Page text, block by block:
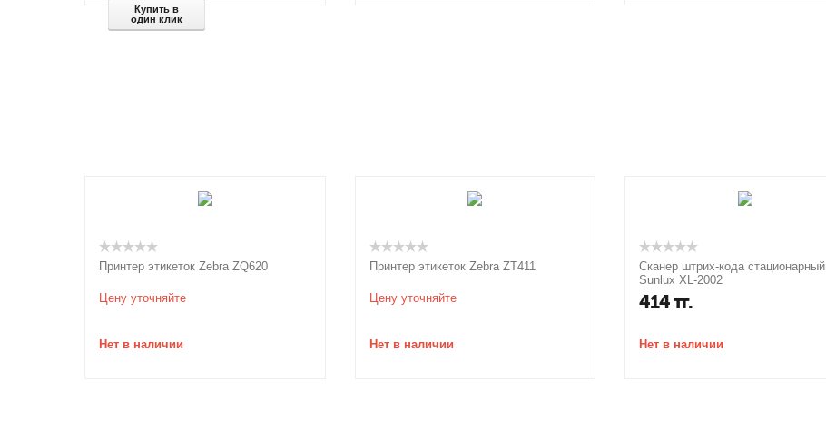
Купить в
один клик
Принтер этикеток Zebra ZQ620
Цену уточняйте
Нет в наличии
Принтер этикеток Zebra ZT411
Цену уточняйте
Нет в наличии
Сканер штрих-кода стационарный
Sunlux XL-2002
414тг.
Нет в наличии